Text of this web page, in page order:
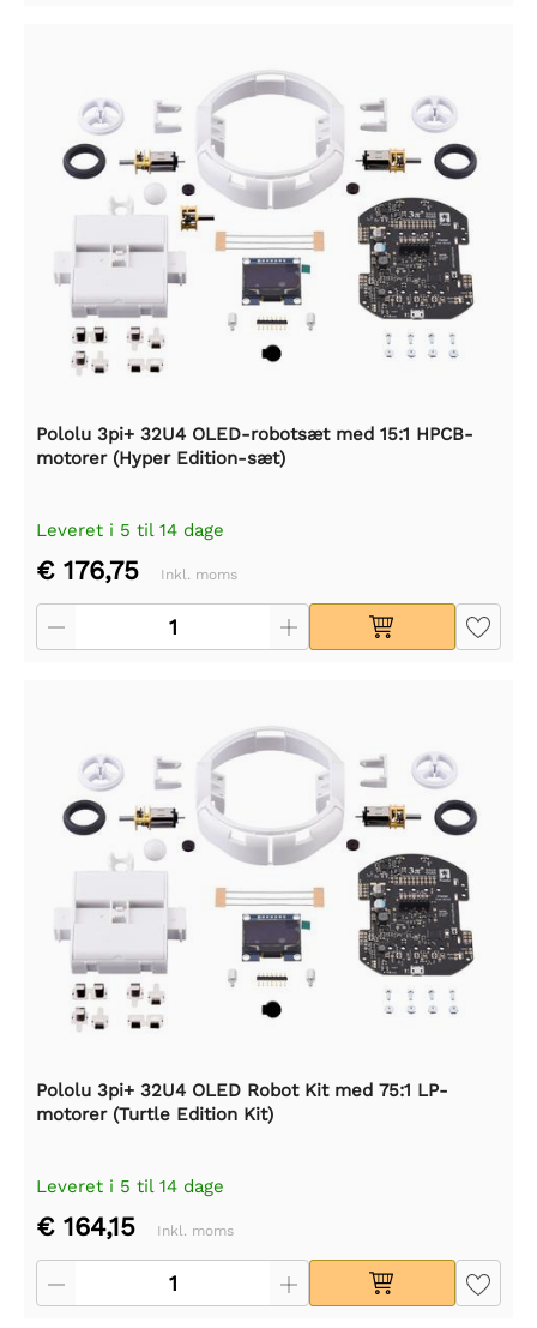
Pololu 3pi+ 32U4 OLED-robotsæt med 15:1 HPCB-
motorer (Hyper Edition-sæt)
Leveret i 5 til 14 dage
€ 176,75 Inkl. moms
Pololu 3pi+ 32U4 OLED Robot Kit med 75:1 LP-
motorer (Turtle Edition Kit)
Leveret i 5 til 14 dage
€ 164,15 Inkl. moms